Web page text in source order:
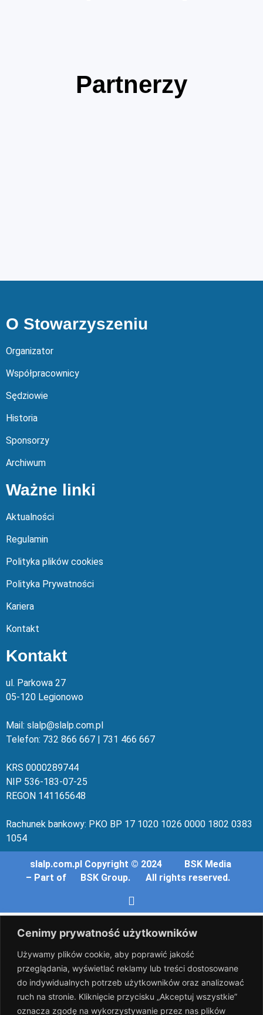
Cenimy prywatność użytkowników
Używamy plików cookie, aby poprawić jakość
przeglądania, wyświetlać reklamy lub treści dostosowane
do indywidualnych potrzeb użytkowników oraz analizować
ruch na stronie. Kliknięcie przycisku „Akceptuj wszystkie”
oznacza zgodę na wykorzystywanie przez nas plików
Partnerzy
O Stowarzyszeniu
Organizator
Współpracownicy
Sędziowie
Historia
Sponsorzy
Archiwum
Ważne linki
Aktualności
Regulamin
Polityka plików cookies
Polityka Prywatności
Kariera
Kontakt
Kontakt
ul. Parkowa 27
05-120 Legionowo
Mail: slalp@slalp.com.pl
Telefon: 732 866 667 | 731 466 667
KRS 0000289744
NIP 536-183-07-25
REGON 141165648
Rachunek bankowy: PKO BP 17 1020 1026 0000 1802 0383
1054
slalp.com.pl Copyright © 2024
BSK Media
– Part of
BSK Group. All rights reserved.